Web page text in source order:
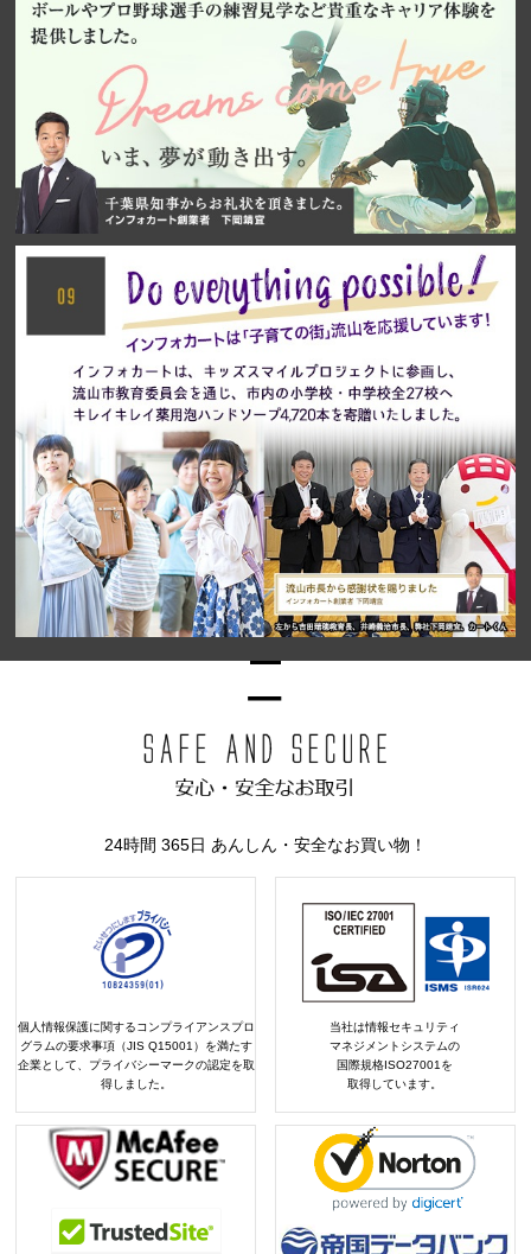
24時間 365日 あんしん・安全なお買い物！
個人情報保護に関するコンプライアンスプロ
グラムの要求事項（JIS Q15001）を満たす
企業として、プライバシーマークの認定を取
得しました。
当社は情報セキュリティ
マネジメントシステムの
国際規格ISO27001を
取得しています。